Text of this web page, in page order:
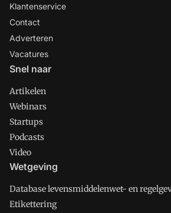
Klantenservice
Contact
Adverteren
Vacatures
Snel naar
Artikelen
Webinars
Startups
Podcasts
Video
Wetgeving
Database levensmiddelenwet- en
Etikettering